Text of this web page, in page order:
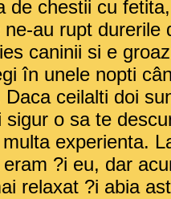
de chestii cu
au rupt durerile
caninii si e
în unele nopti
Daca ceilalti doi
sigur o sa te
experienta.
?i eu, dar
relaxat ?i abia